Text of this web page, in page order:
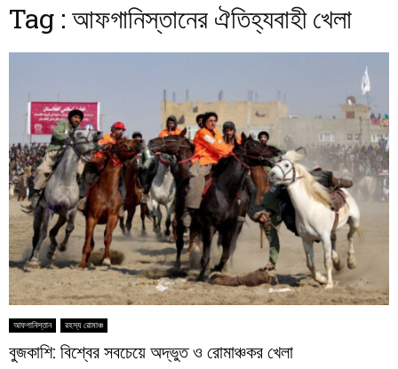
Tag : আফগানিস্তানের ঐতিহ্যবাহী খেলা
আফগানিস্তান রহস্য রোমাঞ্চ
বুজকাশি: বিশ্বের সবচেয়ে অদ্ভুত ও রোমাঞ্চকর খেলা